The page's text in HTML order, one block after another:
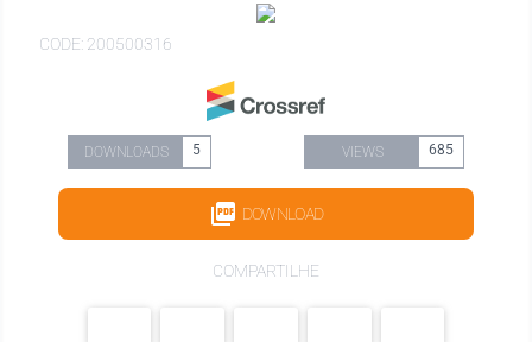
CODE: 200500316
DOWNLOADS 5 VIEWS 685
DOWNLOAD
COMPARTILHE